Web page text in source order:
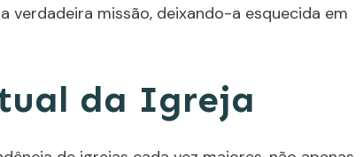
verdadeira missão, deixando-a esquecida em
da Igreja